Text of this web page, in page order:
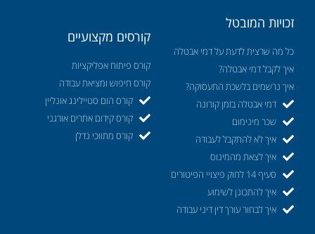
זכויות המובטל
כל מה שרצית לדעת על דמי אבטלה
איך לקבל דמי אבטלה?
איך נרשמים בלשכת התעסוקה?
דמי אבטלה בזמן קורונה
שכר מינימום
איך לא להתקבל לעבודה
איך לצאת מהמינוס
סעיף 14 לחוק פיצויי הפיטורים
איך להתכונן לשימוע
איך לבחור עורך דין דיני עבודה
קורסים מקצועיים
קורס פיתוח אפליקציות
קורס חיפוש ומציאת עבודה
קורס הום סטיילינג אונליין
קורס קידום אתרים אורגני
קורס מתווכי נדלן